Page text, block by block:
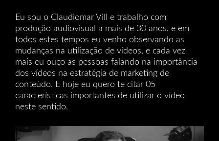
Eu sou o Claudiomar Vill e trabalho com
produção audiovisual a mais de 30 anos, e em
todos estes tempos eu venho observando as
mudanças na utilização de vídeos, e cada vez
mais eu ouço as pessoas falando na importância
dos vídeos na estratégia de marketing de
conteúdo. E hoje eu quero te citar 05
características importantes de utilizar o vídeo
neste sentido.